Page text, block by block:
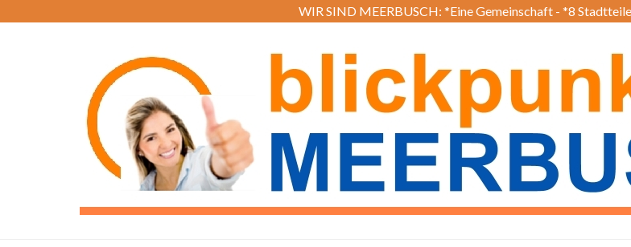
WIR SIND MEERBUSCH: *Eine Gemeinschaft - *8